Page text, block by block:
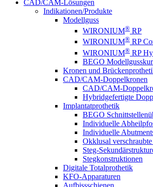
CAD/CAM-Lösungen
Indikationen/Produkte
Modellguss
WIRONIUM® RP
WIRONIUM® RP
WIRONIUM® RP
BEGO
Kronen und
CAD/CAM-Doppelkronen
CAD/CAM-
Hybridgefertigte
Implantatprothetik
BEGO
Individuelle
Individuelle
Okklusal
Steg-
Stegkonstruktionen
Digitale Totalprothetik
KFO-Apparaturen
Aufbissschienen